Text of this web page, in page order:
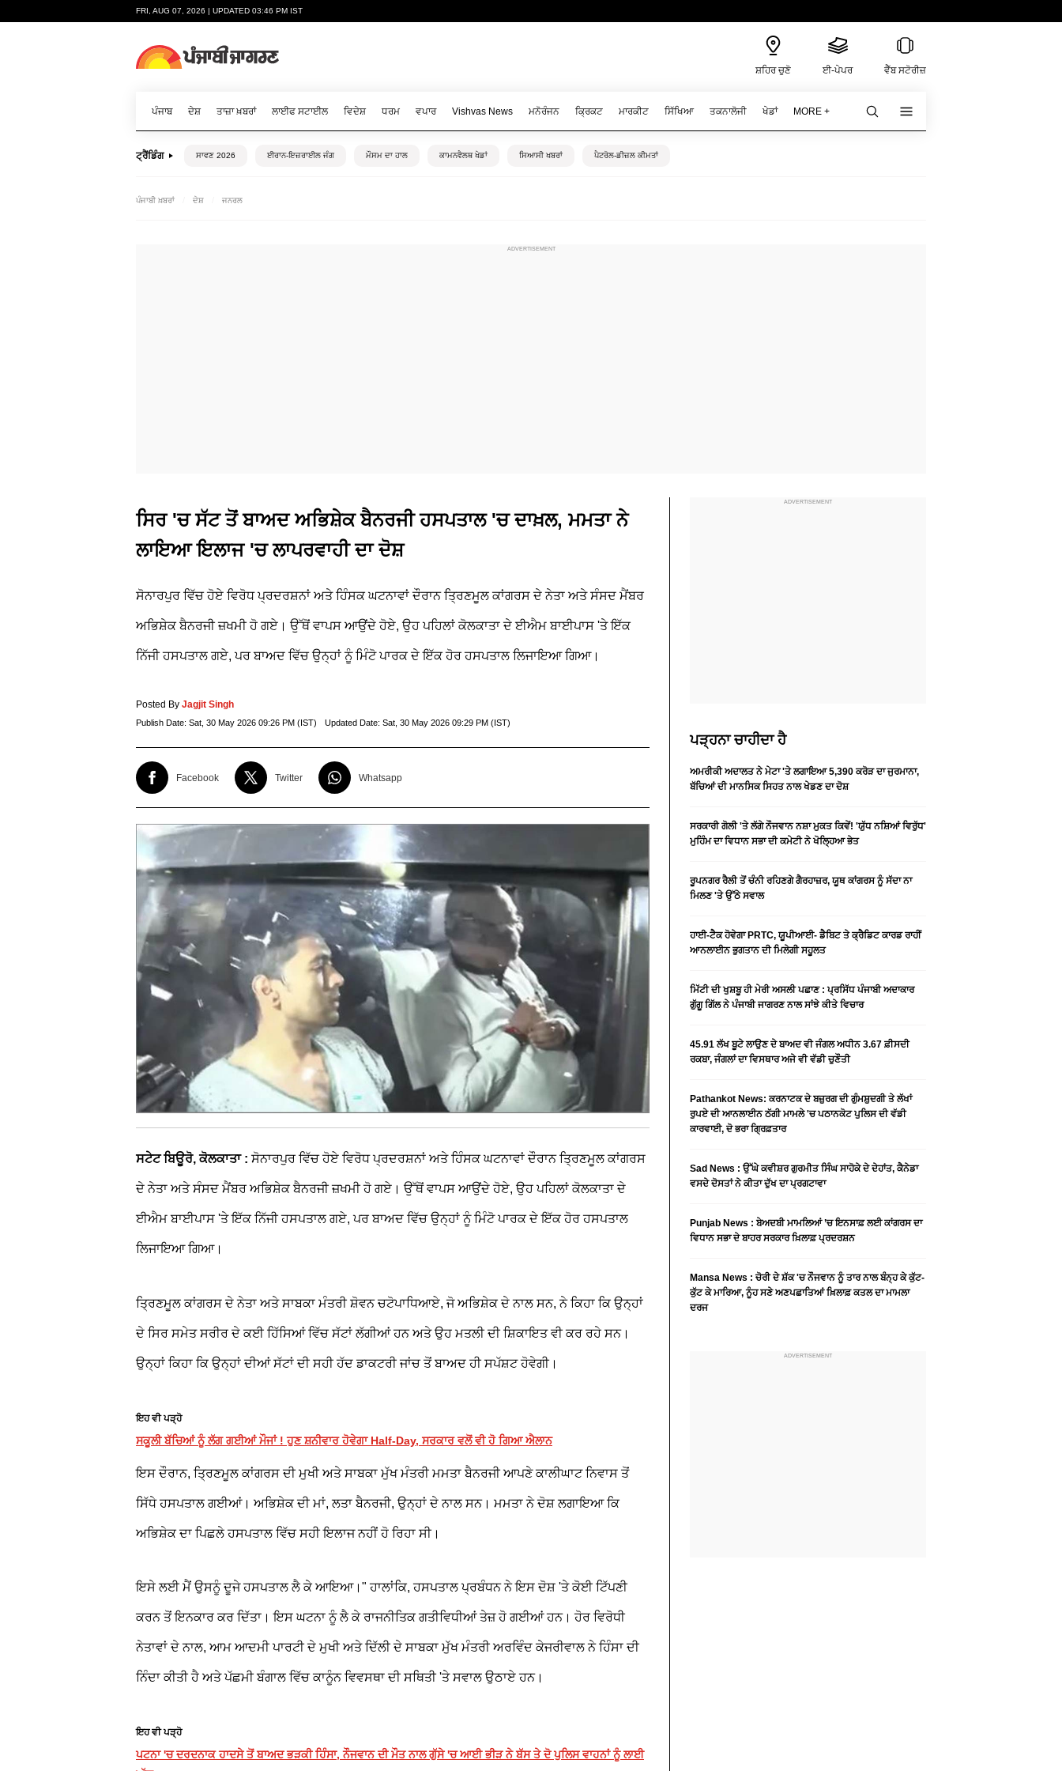
FRI, AUG 07, 2026 | UPDATED 03:46 PM IST
ਸ਼ਹਿਰ ਚੁਣੋ ਈ-ਪੇਪਰ ਵੈੱਬ ਸਟੋਰੀਜ਼
ਪੰਜਾਬ ਦੇਸ਼ ਤਾਜ਼ਾ ਖ਼ਬਰਾਂ ਲਾਈਫ ਸਟਾਈਲ ਵਿਦੇਸ਼ ਧਰਮ ਵਪਾਰ Vishvas News ਮਨੋਰੰਜਨ ਕ੍ਰਿਕਟ ਮਾਰਕੀਟ ਸਿੱਖਿਆ ਤਕਨਾਲੋਜੀ ਖੇਡਾਂ MORE +
ਟ੍ਰੈਂਡਿੰਗ ਸਾਵਣ 2026 ਈਰਾਨ-ਇਜ਼ਰਾਈਲ ਜੰਗ ਮੌਸਮ ਦਾ ਹਾਲ ਕਾਮਨਵੈਲਥ ਖੇਡਾਂ ਸਿਆਸੀ ਖਬਰਾਂ ਪੈਟਰੋਲ-ਡੀਜ਼ਲ ਕੀਮਤਾਂ
ਪੰਜਾਬੀ ਖ਼ਬਰਾਂ ਦੇਸ਼ ਜਨਰਲ
ਸਿਰ 'ਚ ਸੱਟ ਤੋਂ ਬਾਅਦ ਅਭਿਸ਼ੇਕ ਬੈਨਰਜੀ ਹਸਪਤਾਲ 'ਚ ਦਾਖ਼ਲ, ਮਮਤਾ ਨੇ
ਲਾਇਆ ਇਲਾਜ 'ਚ ਲਾਪਰਵਾਹੀ ਦਾ ਦੋਸ਼
ਸੋਨਾਰਪੁਰ ਵਿੱਚ ਹੋਏ ਵਿਰੋਧ ਪ੍ਰਦਰਸ਼ਨਾਂ ਅਤੇ ਹਿੰਸਕ ਘਟਨਾਵਾਂ ਦੌਰਾਨ ਤ੍ਰਿਣਮੂਲ ਕਾਂਗਰਸ ਦੇ ਨੇਤਾ ਅਤੇ ਸੰਸਦ ਮੈਂਬਰ
ਅਭਿਸ਼ੇਕ ਬੈਨਰਜੀ ਜ਼ਖਮੀ ਹੋ ਗਏ। ਉੱਥੋਂ ਵਾਪਸ ਆਉਂਦੇ ਹੋਏ, ਉਹ ਪਹਿਲਾਂ ਕੋਲਕਾਤਾ ਦੇ ਈਐਮ ਬਾਈਪਾਸ 'ਤੇ ਇੱਕ
ਨਿੱਜੀ ਹਸਪਤਾਲ ਗਏ, ਪਰ ਬਾਅਦ ਵਿੱਚ ਉਨ੍ਹਾਂ ਨੂੰ ਮਿੰਟੋ ਪਾਰਕ ਦੇ ਇੱਕ ਹੋਰ ਹਸਪਤਾਲ ਲਿਜਾਇਆ ਗਿਆ।
Posted By Jagjit Singh
Publish Date: Sat, 30 May 2026 09:26 PM (IST) Updated Date: Sat, 30 May 2026 09:29 PM (IST)
Facebook Twitter Whatsapp
ਸਟੇਟ ਬਿਊਰੋ, ਕੋਲਕਾਤਾ : ਸੋਨਾਰਪੁਰ ਵਿੱਚ ਹੋਏ ਵਿਰੋਧ ਪ੍ਰਦਰਸ਼ਨਾਂ ਅਤੇ ਹਿੰਸਕ ਘਟਨਾਵਾਂ ਦੌਰਾਨ ਤ੍ਰਿਣਮੂਲ ਕਾਂਗਰਸ
ਦੇ ਨੇਤਾ ਅਤੇ ਸੰਸਦ ਮੈਂਬਰ ਅਭਿਸ਼ੇਕ ਬੈਨਰਜੀ ਜ਼ਖਮੀ ਹੋ ਗਏ। ਉੱਥੋਂ ਵਾਪਸ ਆਉਂਦੇ ਹੋਏ, ਉਹ ਪਹਿਲਾਂ ਕੋਲਕਾਤਾ ਦੇ
ਈਐਮ ਬਾਈਪਾਸ 'ਤੇ ਇੱਕ ਨਿੱਜੀ ਹਸਪਤਾਲ ਗਏ, ਪਰ ਬਾਅਦ ਵਿੱਚ ਉਨ੍ਹਾਂ ਨੂੰ ਮਿੰਟੋ ਪਾਰਕ ਦੇ ਇੱਕ ਹੋਰ ਹਸਪਤਾਲ
ਲਿਜਾਇਆ ਗਿਆ।
ਤ੍ਰਿਣਮੂਲ ਕਾਂਗਰਸ ਦੇ ਨੇਤਾ ਅਤੇ ਸਾਬਕਾ ਮੰਤਰੀ ਸ਼ੋਵਨ ਚਟੋਪਾਧਿਆਏ, ਜੋ ਅਭਿਸ਼ੇਕ ਦੇ ਨਾਲ ਸਨ, ਨੇ ਕਿਹਾ ਕਿ ਉਨ੍ਹਾਂ
ਦੇ ਸਿਰ ਸਮੇਤ ਸਰੀਰ ਦੇ ਕਈ ਹਿੱਸਿਆਂ ਵਿੱਚ ਸੱਟਾਂ ਲੱਗੀਆਂ ਹਨ ਅਤੇ ਉਹ ਮਤਲੀ ਦੀ ਸ਼ਿਕਾਇਤ ਵੀ ਕਰ ਰਹੇ ਸਨ।
ਉਨ੍ਹਾਂ ਕਿਹਾ ਕਿ ਉਨ੍ਹਾਂ ਦੀਆਂ ਸੱਟਾਂ ਦੀ ਸਹੀ ਹੱਦ ਡਾਕਟਰੀ ਜਾਂਚ ਤੋਂ ਬਾਅਦ ਹੀ ਸਪੱਸ਼ਟ ਹੋਵੇਗੀ।
ਇਹ ਵੀ ਪੜ੍ਹੋ
ਸਕੂਲੀ ਬੱਚਿਆਂ ਨੂੰ ਲੱਗ ਗਈਆਂ ਮੌਜਾਂ ! ਹੁਣ ਸ਼ਨੀਵਾਰ ਹੋਵੇਗਾ Half-Day, ਸਰਕਾਰ ਵਲੋਂ ਵੀ ਹੋ ਗਿਆ ਐਲਾਨ
ਇਸ ਦੌਰਾਨ, ਤ੍ਰਿਣਮੂਲ ਕਾਂਗਰਸ ਦੀ ਮੁਖੀ ਅਤੇ ਸਾਬਕਾ ਮੁੱਖ ਮੰਤਰੀ ਮਮਤਾ ਬੈਨਰਜੀ ਆਪਣੇ ਕਾਲੀਘਾਟ ਨਿਵਾਸ ਤੋਂ
ਸਿੱਧੇ ਹਸਪਤਾਲ ਗਈਆਂ। ਅਭਿਸ਼ੇਕ ਦੀ ਮਾਂ, ਲਤਾ ਬੈਨਰਜੀ, ਉਨ੍ਹਾਂ ਦੇ ਨਾਲ ਸਨ। ਮਮਤਾ ਨੇ ਦੋਸ਼ ਲਗਾਇਆ ਕਿ
ਅਭਿਸ਼ੇਕ ਦਾ ਪਿਛਲੇ ਹਸਪਤਾਲ ਵਿੱਚ ਸਹੀ ਇਲਾਜ ਨਹੀਂ ਹੋ ਰਿਹਾ ਸੀ।
ਇਸੇ ਲਈ ਮੈਂ ਉਸਨੂੰ ਦੂਜੇ ਹਸਪਤਾਲ ਲੈ ਕੇ ਆਇਆ।" ਹਾਲਾਂਕਿ, ਹਸਪਤਾਲ ਪ੍ਰਬੰਧਨ ਨੇ ਇਸ ਦੋਸ਼ 'ਤੇ ਕੋਈ ਟਿੱਪਣੀ
ਕਰਨ ਤੋਂ ਇਨਕਾਰ ਕਰ ਦਿੱਤਾ। ਇਸ ਘਟਨਾ ਨੂੰ ਲੈ ਕੇ ਰਾਜਨੀਤਿਕ ਗਤੀਵਿਧੀਆਂ ਤੇਜ਼ ਹੋ ਗਈਆਂ ਹਨ। ਹੋਰ ਵਿਰੋਧੀ
ਨੇਤਾਵਾਂ ਦੇ ਨਾਲ, ਆਮ ਆਦਮੀ ਪਾਰਟੀ ਦੇ ਮੁਖੀ ਅਤੇ ਦਿੱਲੀ ਦੇ ਸਾਬਕਾ ਮੁੱਖ ਮੰਤਰੀ ਅਰਵਿੰਦ ਕੇਜਰੀਵਾਲ ਨੇ ਹਿੰਸਾ ਦੀ
ਨਿੰਦਾ ਕੀਤੀ ਹੈ ਅਤੇ ਪੱਛਮੀ ਬੰਗਾਲ ਵਿੱਚ ਕਾਨੂੰਨ ਵਿਵਸਥਾ ਦੀ ਸਥਿਤੀ 'ਤੇ ਸਵਾਲ ਉਠਾਏ ਹਨ।
ਇਹ ਵੀ ਪੜ੍ਹੋ
ਪਟਨਾ 'ਚ ਦਰਦਨਾਕ ਹਾਦਸੇ ਤੋਂ ਬਾਅਦ ਭੜਕੀ ਹਿੰਸਾ, ਨੌਜਵਾਨ ਦੀ ਮੌਤ ਨਾਲ ਗੁੱਸੇ 'ਚ ਆਈ ਭੀੜ ਨੇ ਬੱਸ ਤੇ ਦੋ ਪੁਲਿਸ ਵਾਹਨਾਂ ਨੂੰ ਲਾਈ
ਪੜ੍ਹਨਾ ਚਾਹੀਦਾ ਹੈ
ਅਮਰੀਕੀ ਅਦਾਲਤ ਨੇ ਮੇਟਾ 'ਤੇ ਲਗਾਇਆ 5,390 ਕਰੋੜ ਦਾ ਜੁਰਮਾਨਾ,
ਬੱਚਿਆਂ ਦੀ ਮਾਨਸਿਕ ਸਿਹਤ ਨਾਲ ਖੇਡਣ ਦਾ ਦੋਸ਼
ਸਰਕਾਰੀ ਗੋਲੀ 'ਤੇ ਲੱਗੇ ਨੌਜਵਾਨ ਨਸ਼ਾ ਮੁਕਤ ਕਿਵੇਂ! 'ਯੁੱਧ ਨਸ਼ਿਆਂ ਵਿਰੁੱਧ'
ਮੁਹਿੰਮ ਦਾ ਵਿਧਾਨ ਸਭਾ ਦੀ ਕਮੇਟੀ ਨੇ ਖੋਲ੍ਹਿਆ ਭੇਤ
ਰੂਪਨਗਰ ਰੈਲੀ ਤੋਂ ਚੰਨੀ ਰਹਿਣਗੇ ਗੈਰਹਾਜ਼ਰ, ਯੂਥ ਕਾਂਗਰਸ ਨੂੰ ਸੱਦਾ ਨਾ
ਮਿਲਣ 'ਤੇ ਉੱਠੇ ਸਵਾਲ
ਹਾਈ-ਟੈਕ ਹੋਵੇਗਾ PRTC, ਯੂਪੀਆਈ- ਡੈਬਿਟ ਤੇ ਕ੍ਰੈਡਿਟ ਕਾਰਡ ਰਾਹੀਂ
ਆਨਲਾਈਨ ਭੁਗਤਾਨ ਦੀ ਮਿਲੇਗੀ ਸਹੂਲਤ
ਮਿੱਟੀ ਦੀ ਖੁਸ਼ਬੂ ਹੀ ਮੇਰੀ ਅਸਲੀ ਪਛਾਣ : ਪ੍ਰਸਿੱਧ ਪੰਜਾਬੀ ਅਦਾਕਾਰ
ਗੁੱਗੂ ਗਿੱਲ ਨੇ ਪੰਜਾਬੀ ਜਾਗਰਣ ਨਾਲ ਸਾਂਝੇ ਕੀਤੇ ਵਿਚਾਰ
45.91 ਲੱਖ ਬੂਟੇ ਲਾਉਣ ਦੇ ਬਾਅਦ ਵੀ ਜੰਗਲ ਅਧੀਨ 3.67 ਫ਼ੀਸਦੀ
ਰਕਬਾ, ਜੰਗਲਾਂ ਦਾ ਵਿਸਥਾਰ ਅਜੇ ਵੀ ਵੱਡੀ ਚੁਣੌਤੀ
Pathankot News: ਕਰਨਾਟਕ ਦੇ ਬਜ਼ੁਰਗ ਦੀ ਗੁੰਮਸ਼ੁਦਗੀ ਤੇ ਲੱਖਾਂ
ਰੁਪਏ ਦੀ ਆਨਲਾਈਨ ਠੱਗੀ ਮਾਮਲੇ 'ਚ ਪਠਾਨਕੋਟ ਪੁਲਿਸ ਦੀ ਵੱਡੀ
ਕਾਰਵਾਈ, ਦੋ ਭਰਾ ਗ੍ਰਿਫ਼ਤਾਰ
Sad News : ਉੱਘੇ ਕਵੀਸ਼ਰ ਗੁਰਮੀਤ ਸਿੰਘ ਸਾਹੋਕੇ ਦੇ ਦੇਹਾਂਤ, ਕੈਨੇਡਾ
ਵਸਦੇ ਦੋਸਤਾਂ ਨੇ ਕੀਤਾ ਦੁੱਖ ਦਾ ਪ੍ਰਗਟਾਵਾ
Punjab News : ਬੇਅਦਬੀ ਮਾਮਲਿਆਂ ’ਚ ਇਨਸਾਫ਼ ਲਈ ਕਾਂਗਰਸ ਦਾ
ਵਿਧਾਨ ਸਭਾ ਦੇ ਬਾਹਰ ਸਰਕਾਰ ਖ਼ਿਲਾਫ਼ ਪ੍ਰਦਰਸ਼ਨ
Mansa News : ਚੋਰੀ ਦੇ ਸ਼ੱਕ 'ਚ ਨੌਜਵਾਨ ਨੂੰ ਤਾਰ ਨਾਲ ਬੰਨ੍ਹ ਕੇ ਕੁੱਟ-
ਕੁੱਟ ਕੇ ਮਾਰਿਆ, ਨੂੰਹ ਸਣੇ ਅਣਪਛਾਤਿਆਂ ਖ਼ਿਲਾਫ਼ ਕਤਲ ਦਾ ਮਾਮਲਾ
ਦਰਜ